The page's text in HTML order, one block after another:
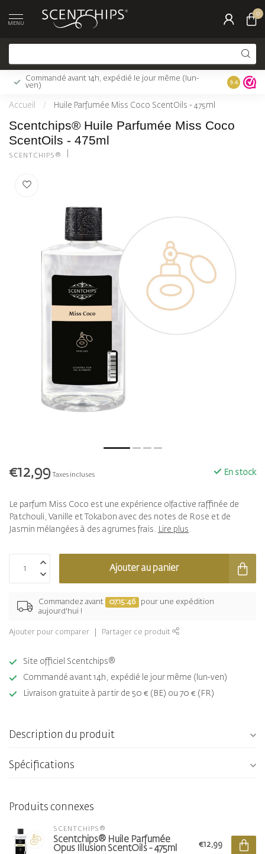
MENU
0
Commandé avant 14h, expédié le jour même (lun-
ven)
Livraison
9.4
Accueil / Huile Parfumée Miss Coco ScentOils - 475ml
Scentchips® Huile Parfumée Miss Coco
ScentOils - 475ml
SCENTCHIPS®
€12,99 Taxes incluses En stock
Le parfum Miss Coco est une expérience olfactive raffinée de
Patchouli, Vanille et Tokabon avec des notes de Rose et de
Jasmin mélangées à des agrumes frais. Lire plus .
Ajouter au panier
Commandez avant 07:15:45
pour une expédition
aujourd'hui !
Ajouter pour comparer Partager ce produit
Site officiel Scentchips®
Commandé avant 14h, expédié le jour même (lun-ven)
Livraison gratuite à partir de 50 € (BE) ou 70 € (FR)
Description du produit
Spécifications
Produits connexes
SCENTCHIPS®
Scentchips® Huile Parfumée
Opus Illusion ScentOils - 475ml
€12,99